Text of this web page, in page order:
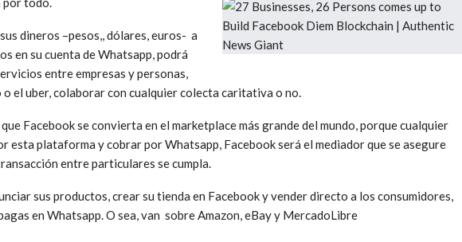
dineros –pesos,, dólares, euros- a
en su cuenta de Whatsapp, podrá
entre empresas y personas,
o el uber, colaborar con cualquier colecta caritativa o no.
Facebook se convierta en el marketplace más grande del mundo, porque cualquier
esta plataforma y cobrar por Whatsapp, Facebook será el mediador que se asegure
entre particulares se cumpla.
sus productos, crear su tienda en Facebook y vender directo a los consumidores,
en Whatsapp. O sea, van sobre Amazon, eBay y MercadoLibre